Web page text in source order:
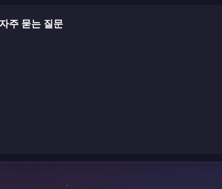
주 묻는 질문